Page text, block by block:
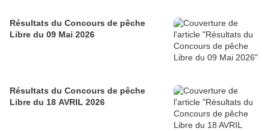
Résultats du Concours de pêche
Libre du 09 Mai 2026
Résultats du Concours de pêche
Libre du 18 AVRIL 2026